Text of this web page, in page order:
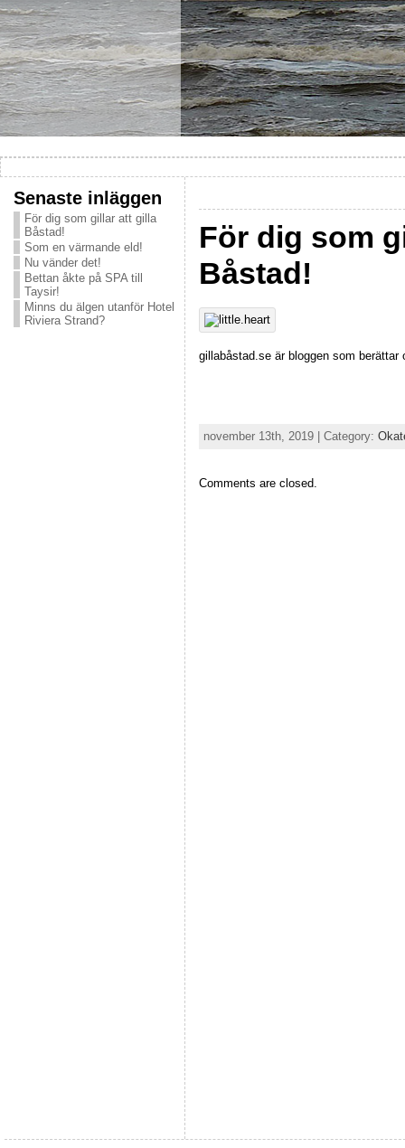
Senaste inläggen
För dig som gillar att gilla
Båstad!
Som en värmande eld!
Nu vänder det!
Bettan åkte på SPA till
Taysir!
Minns du älgen utanför Hotel
Riviera Strand?
För dig som
Båstad!
gillabåstad.se är bloggen som
november 13th, 2019 | Category:
Comments are closed.